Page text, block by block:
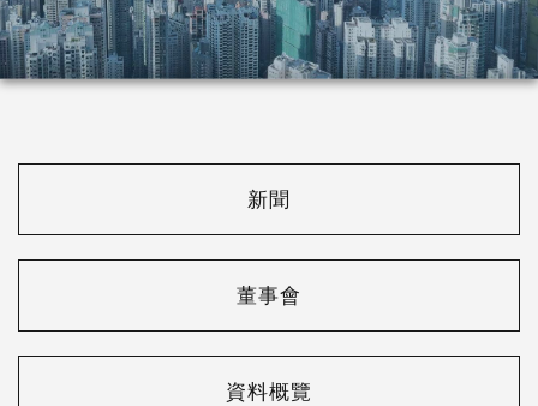
新聞
董事會
資料概覽